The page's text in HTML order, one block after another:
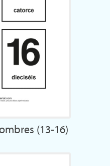
(13-16)